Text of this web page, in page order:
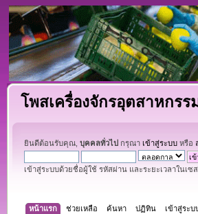
โพสเครื่องจักรอุตสาหกร
ยินดีต้อนรับคุณ, บุคคลทั่วไป กรุณา เข้าสู่ระบบหรือ
เข้าสู่ระบบด้วยชื่อผู้ใช้ รหัสผ่าน และระยะเวลาในเซ
หน้าแรก ช่วยเหลือ ค้นหา ปฏิทิน เข้าสู่ระบ